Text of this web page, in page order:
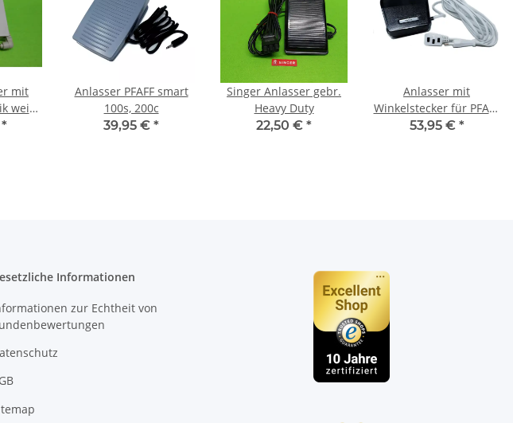
mit
weiß,
*
Anlasser PFAFF smart
100s, 200c
39,95 € *
Singer Anlasser gebr.
Heavy Duty
22,50 € *
Anlasser mit
Winkelstecker für PFAFF
Nähmaschinen FL2902
53,95 € *
Informationen
zur Echtheit von